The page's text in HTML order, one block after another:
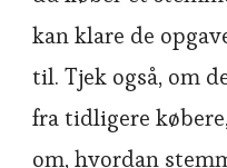
kan klare de
til. Tjek også, om
fra tidligere
om, hvordan